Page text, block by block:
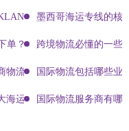
墨西哥海运专线的核
单？DHL快递寄件有哪些方
跨境物流必懂的一些
物流? 国际物流包括哪些业
海运要多久能到达？
国际物流服务商有哪